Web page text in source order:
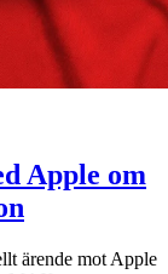
Apple om
ärende mot Apple